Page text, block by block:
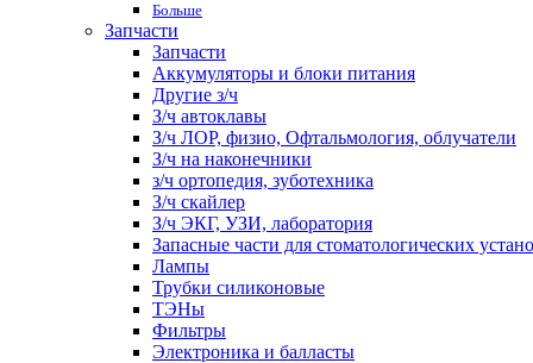
Больше
Запчасти
Запчасти
Аккумуляторы и блоки питания
Другие з/ч
З/ч автоклавы
З/ч ЛОР, физио, Офтальмология, облучатели
З/ч на наконечники
з/ч ортопедия, зуботехника
З/ч скайлер
З/ч ЭКГ, УЗИ, лаборатория
Запасные части для стоматологических
Лампы
Трубки силиконовые
ТЭНы
Фильтры
Электроника и балласты